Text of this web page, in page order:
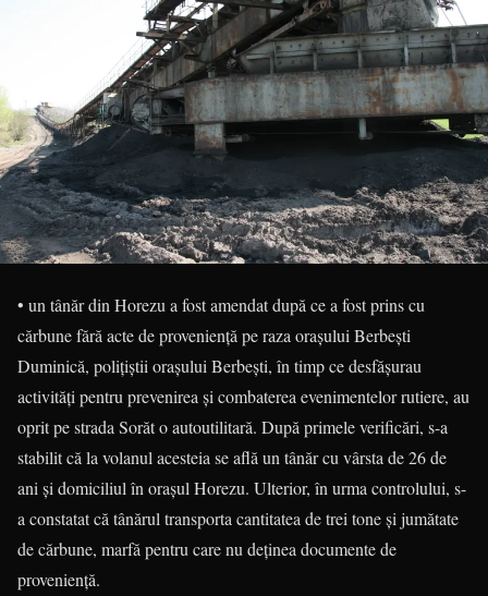
• un tânăr din Horezu a fost amendat după ce a fost prins cu
cărbune fără acte de proveniență pe raza orașului Berbești
Duminică, poliţiştii oraşului Berbeşti, în timp ce desfăşurau
activităţi pentru prevenirea şi combaterea evenimentelor rutiere, au
oprit pe strada Sorăt o autoutilitară. După primele verificări, s-a
stabilit că la volanul acesteia se află un tânăr cu vârsta de 26 de
ani și domiciliul în orașul Horezu. Ulterior, în urma controlului, s-
a constatat că tânărul transporta cantitatea de trei tone și jumătate
de cărbune, marfă pentru care nu deținea documente de
proveniență.